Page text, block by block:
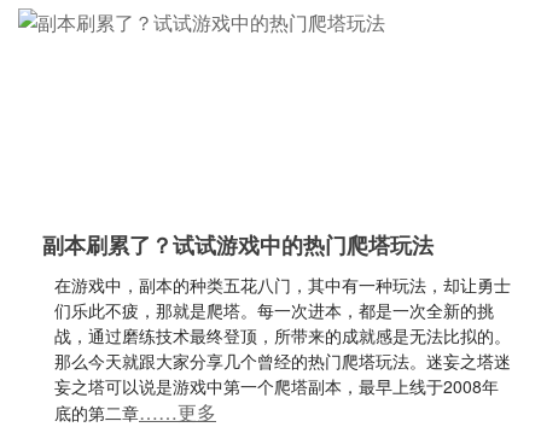
副本刷累了？试试游戏中的热门爬塔玩法
在游戏中，副本的种类五花八门，其中有一种玩法，却让勇士
们乐此不疲，那就是爬塔。每一次进本，都是一次全新的挑
战，通过磨练技术最终登顶，所带来的成就感是无法比拟的。
那么今天就跟大家分享几个曾经的热门爬塔玩法。迷妄之塔迷
妄之塔可以说是游戏中第一个爬塔副本，最早上线于2008年
底的第二章……更多